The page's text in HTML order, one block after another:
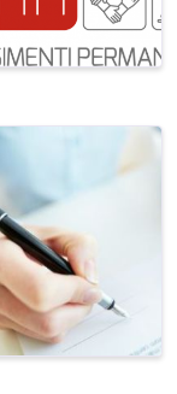
DELLA
DI INIZIATIVA